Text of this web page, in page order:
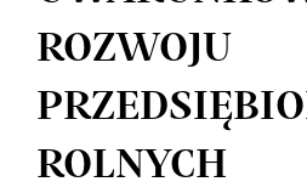
ROZWOJU
ROLNYCH